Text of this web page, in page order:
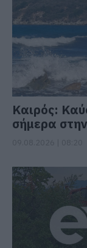
Καιρός:
σήμερα